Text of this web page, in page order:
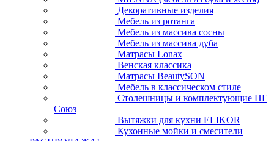
Декоративные изделия
Мебель из ротанга
Мебель из массива сосны
Мебель из массива дуба
Матрасы Lonax
Венская классика
Матрасы BeautySON
Мебель в классическом стиле
Столешницы и комплектующие ПГ
Союз
Вытяжки для кухни ELIKOR
Кухонные мойки и смесители